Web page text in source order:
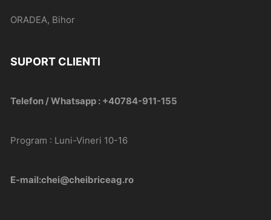
ORADEA, Bihor
SUPORT CLIENTI
Telefon / Whatsapp : +40784-911-155
Program : Luni-Vineri 10-16
E-mail:chei@cheibriceag.ro